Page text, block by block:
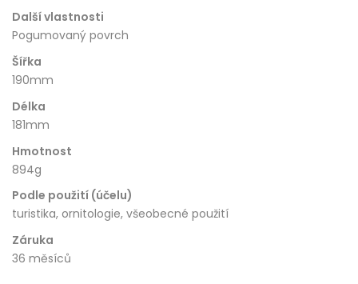
Další vlastnosti
Pogumovaný povrch
Šířka
190mm
Délka
181mm
Hmotnost
894g
Podle použití (účelu)
turistika, ornitologie, všeobecné použití
Záruka
36 měsíců